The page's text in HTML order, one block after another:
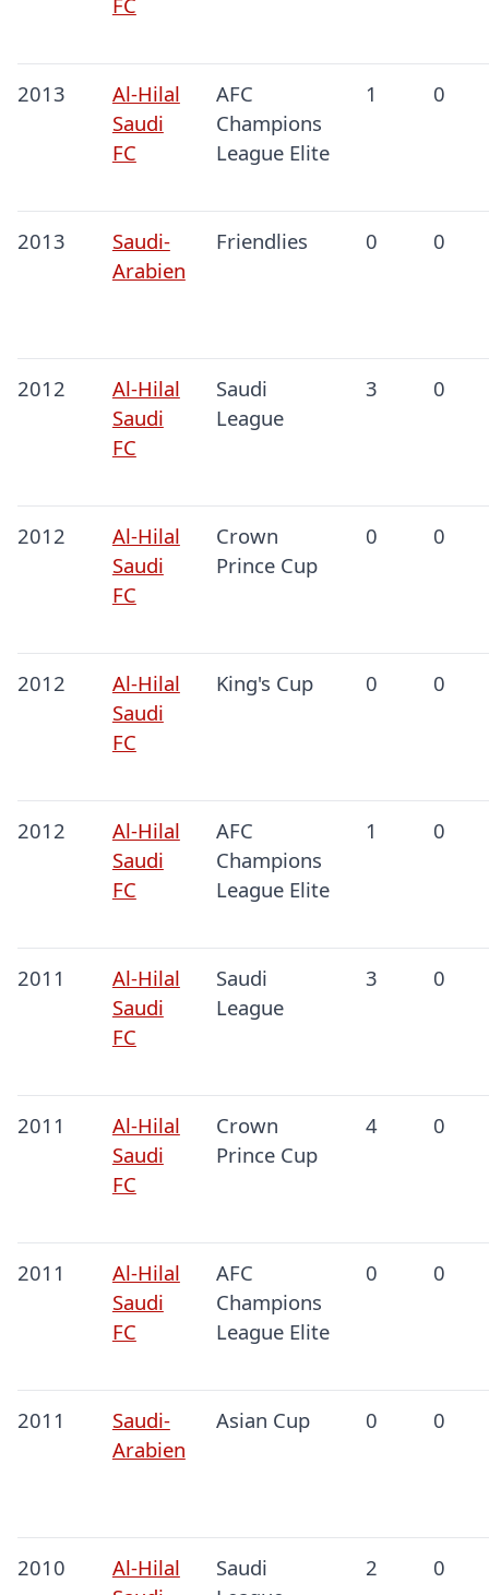
2013
Al-Hilal
Saudi
FC
AFC
Champions
League Elite
1 0
2013
Saudi-
Arabien
Friendlies 0 0
2012
Al-Hilal
Saudi
FC
Saudi
League
3 0
2012
Al-Hilal
Saudi
FC
Crown
Prince Cup
0 0
2012
Al-Hilal
Saudi
FC
King's Cup 0 0
2012
Al-Hilal
Saudi
FC
AFC
Champions
League Elite
1 0
2011
Al-Hilal
Saudi
FC
Saudi
League
3 0
2011
Al-Hilal
Saudi
FC
Crown
Prince Cup
4 0
2011
Al-Hilal
Saudi
FC
AFC
Champions
League Elite
0 0
2011
Saudi-
Arabien
Asian Cup 0 0
2010
Al-Hilal
Saudi
2 0